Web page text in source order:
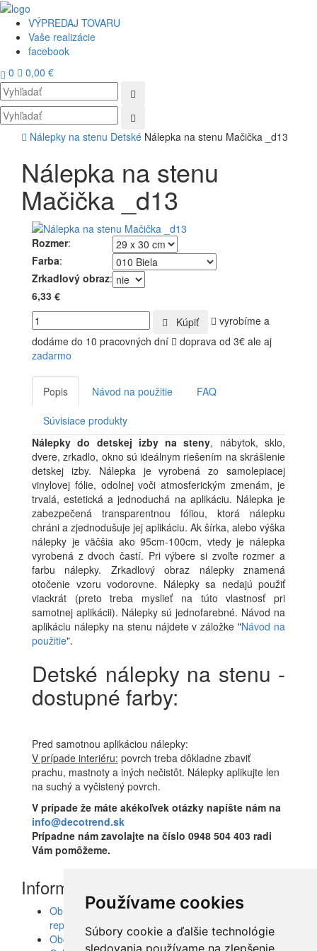
Používame cookies
Súbory cookie a ďalšie technológie
sledovania používame na zlepšenie
VÝPREDAJ TOVARU
Vaše realizácie
facebook
0 0,00 €
Nálepky na stenu Detské Nálepka na stenu Mačička _d13
Nálepka na stenu
Mačička _d13
Rozmer:
Farba:
Zrkadlový obraz:
6,33 €
Kúpiť
vyrobíme a
dodáme do 10 pracovných dní
doprava od 3€ ale aj
zadarmo
Popis Návod na použitie FAQ
Súvisiace produkty
Nálepky do detskej izby na steny, nábytok, sklo,
dvere, zrkadlo, okno sú ideálnym riešením na skrášlenie
detskej izby. Nálepka je vyrobená zo samolepiacej
vinylovej fólie, odolnej voči atmosferickým zmenám, je
trvalá, estetická a jednoduchá na aplikáciu. Nálepka je
zabezpečená transparentnou fóliou, ktorá nálepku
chráni a zjednodušuje jej aplikáciu. Ak šírka, alebo výška
nálepky je väčšia ako 95cm-100cm, vtedy je nálepka
vyrobená z dvoch častí. Pri výbere si zvoľte rozmer a
farbu nálepky. Zrkadlový obraz nálepky znamená
otočenie vzoru vodorovne. Nálepky sa nedajú použiť
viackrát (preto treba myslieť na túto vlastnosť pri
samotnej aplikácii). Nálepky sú jednofarebné. Návod na
aplikáciu nálepky na stenu nájdete v záložke "Návod na
použitie".
Detské nálepky na stenu -
dostupné farby:
Pred samotnou aplikáciou nálepky:
V prípade interiéru: povrch treba dôkladne zbaviť
prachu, mastnoty a iných nečistôt. Nálepky aplikujte len
na suchý a vyčistený povrch.
V prípade že máte akékoľvek otázky napíšte nám na
info@decotrend.sk
Prípadne nám zavolajte na číslo 0948 504 403 radi
Vám pomôžeme.
Informácie
Obrazy, nálepky, fototapety, šablóny, dekorácie,
reprodukcie
Obchodné podmienky